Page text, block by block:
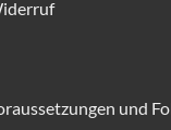
und